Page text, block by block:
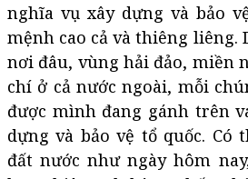
nghĩa vụ xây dựng và bảo
mệnh cao cả và thiêng liêng.
nơi đâu, vùng hải đảo, miền
chí ở cả nước ngoài, mỗi
được mình đang gánh trên
dựng và bảo vệ tổ quốc. Có
đất nước như ngày hôm